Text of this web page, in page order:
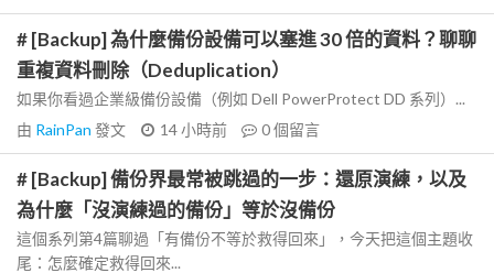
# [Backup] 為什麼備份設備可以塞進 30 倍的資料？聊聊
重複資料刪除（Deduplication）
如果你看過企業級備份設備（例如 Dell PowerProtect DD 系列）...
由 RainPan 發文 14 小時前 0個留言
# [Backup] 備份界最常被跳過的一步：還原演練，以及
為什麼「沒演練過的備份」等於沒備份
這個系列第4篇聊過「有備份不等於救得回來」，今天把這個主題收
尾：怎麼確定救得回來...